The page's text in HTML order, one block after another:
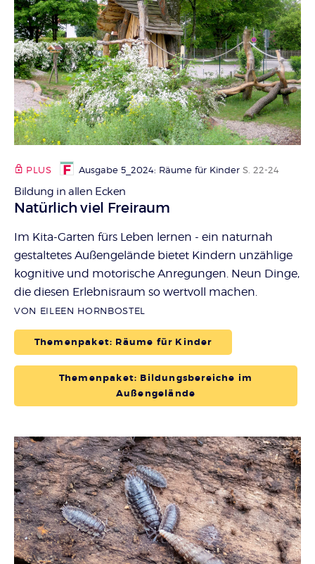
PLUS Ausgabe 5_2024: Räume für Kinder S. 22-24
Bildung in allen Ecken
:
Natürlich viel Freiraum
Im Kita-Garten fürs Leben lernen - ein naturnah
gestaltetes Außengelände bietet Kindern unzählige
kognitive und motorische Anregungen. Neun Dinge,
die diesen Erlebnisraum so wertvoll machen.
VON EILEEN HORNBOSTEL
Themenpaket: Räume für Kinder
Themenpaket: Bildungsbereiche im
Außengelände